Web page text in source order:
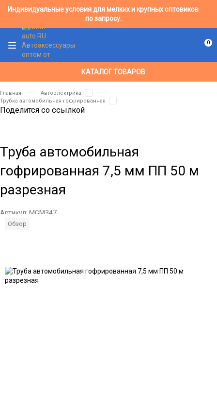
Индивидуальные условия для мелких и крупных оптовиков
по запросу.
КАТАЛОГ ТОВАРОВ
0
Главная
Автоэлектрика
Трубка автомобильная гофрированная
Поделится со ссылкой
Труба автомобильная
гофрированная 7,5 мм ПП 50 м
разрезная
Артикул: MGM347
Обзор
в
избранное
к
сравнению